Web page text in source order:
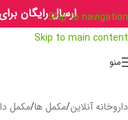
Skip to navigation
Skip to main content
ارسال رایگان برای خرید
منو
داروخانه آنلاین/مکمل ها/مکمل